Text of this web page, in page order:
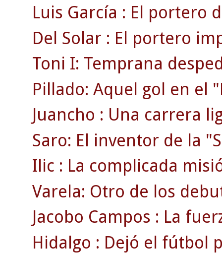
Luis García : El portero
Del Solar : El portero
Toni I: Temprana
Pillado: Aquel gol en el
Juancho : Una carrera
Saro: El inventor de la
Ilic : La complicada
Varela: Otro de los
Jacobo Campos : La
Hidalgo : Dejó el fútbol